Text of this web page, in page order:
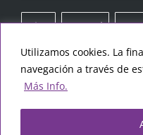
Utilizamos cookies. La
navegación a través de
Más Info.
Visa PayPal